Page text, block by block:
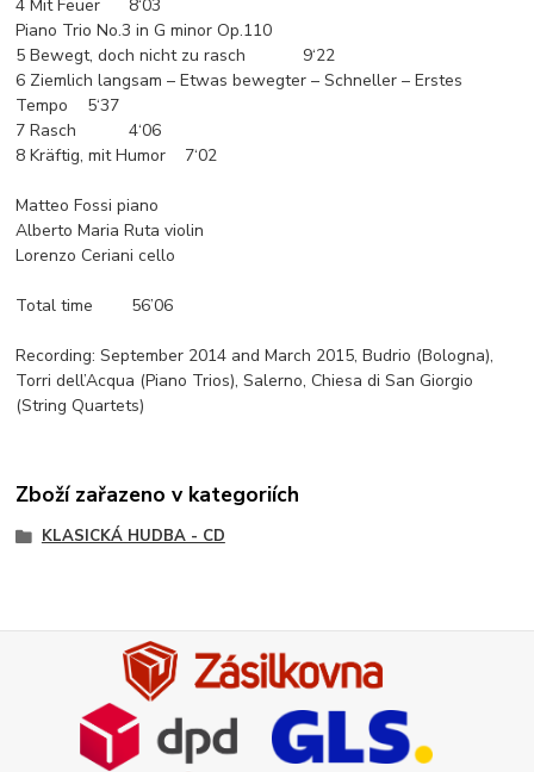
4 Mit Feuer 8‘03
Piano Trio No.3 in G minor Op.110
5 Bewegt, doch nicht zu rasch 9‘22
6 Ziemlich langsam – Etwas bewegter – Schneller – Erstes
Tempo 5‘37
7 Rasch 4‘06
8 Kräftig, mit Humor 7‘02
Matteo Fossi piano
Alberto Maria Ruta violin
Lorenzo Ceriani cello
Total time 56’06
Recording: September 2014 and March 2015, Budrio (Bologna),
Torri dell’Acqua (Piano Trios), Salerno, Chiesa di San Giorgio
(String Quartets)
Zboží zařazeno v kategoriích
KLASICKÁ HUDBA - CD